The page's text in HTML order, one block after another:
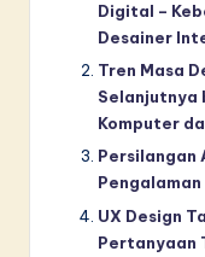
Digital –
Desainer
Tren Masa
Selanjutnya
Komputer
Persilangan
Pengalaman
UX Design
Pertanyaan